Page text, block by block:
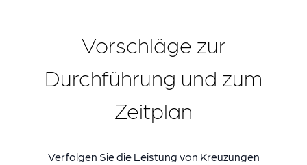
Vorschläge zur
Durchführung und zum
Zeitplan
Verfolgen Sie die Leistung von Kreuzungen